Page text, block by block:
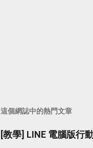
這個網誌中的熱門文章
[教學] LINE 電腦版行